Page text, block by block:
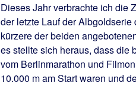
Dieses Jahr verbrachte ich die
der letzte Lauf der
kürzere der beiden
es stellte sich heraus, dass die
vom Berlinmarathon und
10.000 m am Start waren und